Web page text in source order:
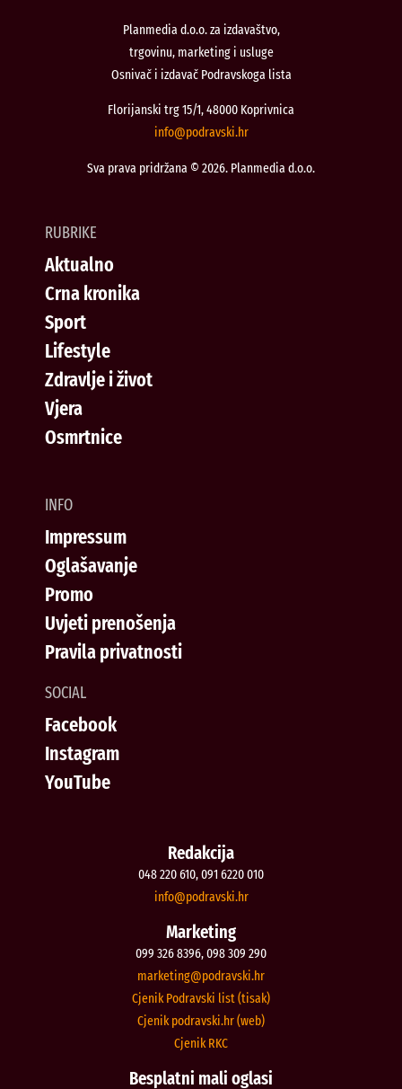
Planmedia d.o.o. za izdavaštvo,
trgovinu, marketing i usluge
Osnivač i izdavač Podravskoga lista
Florijanski trg 15/1, 48000 Koprivnica
rh.iksvardop
@ofni
Sva prava pridržana © 2026. Planmedia d.o.o.
RUBRIKE
Aktualno
Crna kronika
Sport
Lifestyle
Zdravlje i život
Vjera
Osmrtnice
INFO
Impressum
Oglašavanje
Promo
Uvjeti prenošenja
Pravila privatnosti
SOCIAL
Facebook
Instagram
YouTube
Redakcija
048 220 610, 091 6220 010
rh.iksvardop
@ofni
Marketing
099 326 8396, 098 309 290
rh.iksvardop
@gnitekram
Cjenik Podravski list (tisak)
Cjenik podravski.hr (web)
Cjenik RKC
Besplatni mali oglasi